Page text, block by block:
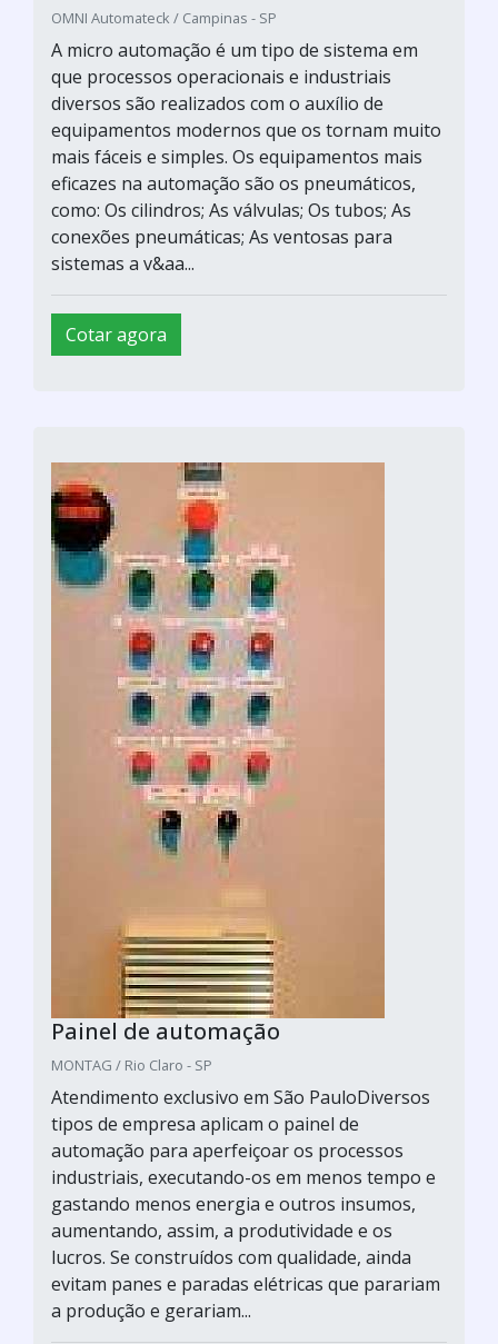
OMNI Automateck / Campinas - SP
A micro automação é um tipo de sistema em
que processos operacionais e industriais
diversos são realizados com o auxílio de
equipamentos modernos que os tornam muito
mais fáceis e simples. Os equipamentos mais
eficazes na automação são os pneumáticos,
como: Os cilindros; As válvulas; Os tubos; As
conexões pneumáticas; As ventosas para
sistemas a v&aa...
Cotar agora
Painel de automação
MONTAG / Rio Claro - SP
Atendimento exclusivo em São PauloDiversos
tipos de empresa aplicam o painel de
automação para aperfeiçoar os processos
industriais, executando-os em menos tempo e
gastando menos energia e outros insumos,
aumentando, assim, a produtividade e os
lucros. Se construídos com qualidade, ainda
evitam panes e paradas elétricas que parariam
a produção e gerariam...